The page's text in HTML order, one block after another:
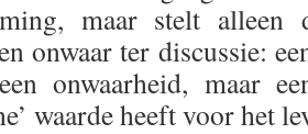
maar stelt alleen
onwaar ter discussie:
onwaarheid, maar
waarde heeft voor het